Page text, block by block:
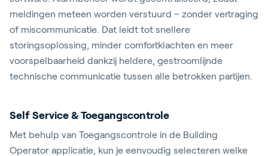
meldingen meteen worden verstuurd – zonder vertraging
of miscommunicatie. Dat leidt tot snellere
storingsoplossing, minder comfortklachten en meer
voorspelbaarheid dankzij heldere, gestroomlijnde
technische communicatie tussen alle betrokken partijen.
Self Service & Toegangscontrole
Met behulp van Toegangscontrole in de Building
Operator applicatie, kun je eenvoudig selecteren welke